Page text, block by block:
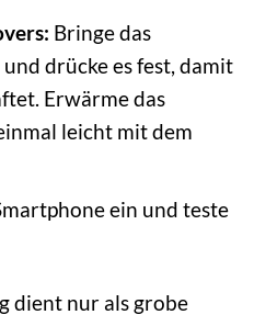
Bringe das
drücke es fest, damit
Erwärme das
leicht mit dem
ein und teste
dient nur als grobe